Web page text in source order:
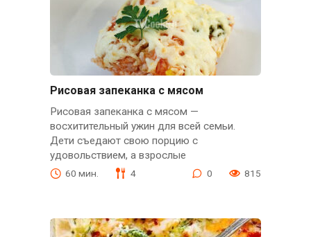
Рисовая запеканка с мясом
Рисовая запеканка с мясом —
восхитительный ужин для всей семьи.
Дети съедают свою порцию с
удовольствием, а взрослые
60 мин. 4 0 815